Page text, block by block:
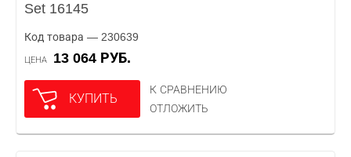
Set 16145
Код товара — 230639
ЦЕНА 13 064 РУБ.
КУПИТЬ
К СРАВНЕНИЮ
ОТЛОЖИТЬ